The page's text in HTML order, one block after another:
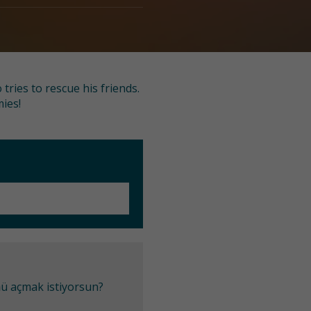
to rescue his friends.
açmak istiyorsun?